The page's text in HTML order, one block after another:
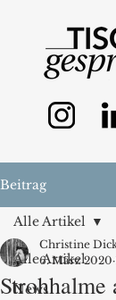
Beitrag
Alle Artikel
News
Alle Artikel
Strohhalme
Christine
6. März 2020